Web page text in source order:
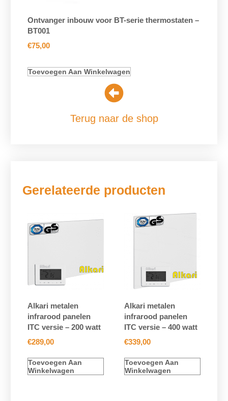
Ontvanger inbouw voor BT-serie thermostaten –
BT001
€75,00
Toevoegen Aan Winkelwagen
Terug naar de shop
Gerelateerde producten
Alkari metalen
infrarood panelen
ITC versie – 200 watt
€289,00
Toevoegen Aan
Winkelwagen
Alkari metalen
infrarood panelen
ITC versie – 400 watt
€339,00
Toevoegen Aan
Winkelwagen